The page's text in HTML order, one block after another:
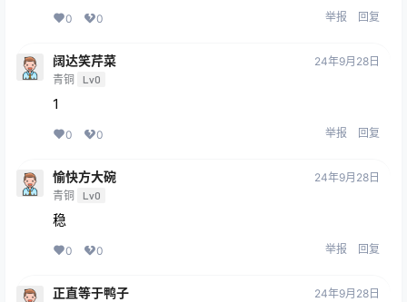
0 0 举报 回复
阔达笑芹菜
青铜 Lv0
24年9月28日
1
0 0 举报 回复
愉快方大碗
青铜 Lv0
24年9月28日
稳
0 0 举报 回复
正直等于鸭子 24年9月28日